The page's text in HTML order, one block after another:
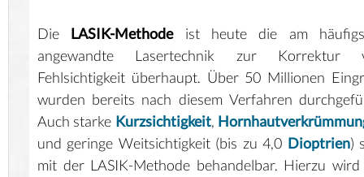
Die LASIK-Methodeist heute die am
angewandte Lasertechnik zur Korrektur
Fehlsichtigkeit überhaupt. Über 50 Millionen
wurden bereits nach diesem Verfahren
Auch starke Kurzsichtigkeit,
und geringe Weitsichtigkeit (bis zu 4,0 Dioptrien)
mit der LASIK-Methode behandelbar. Hierzu